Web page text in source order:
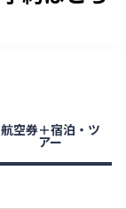
航空券＋宿泊・ツ
アー